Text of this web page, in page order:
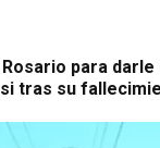
para darle
tras su